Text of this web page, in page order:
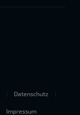
Datenschutz
Impressum